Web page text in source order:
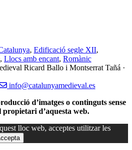
, Edificació segle XII,
, Llocs amb encant, Romànic
Ricard Ballo i Montserrat Tañá ·
info@catalunyamedieval.es
d’imatges o continguts sense
propietari d’aquesta web.
lloc web, acceptes utilitzar les